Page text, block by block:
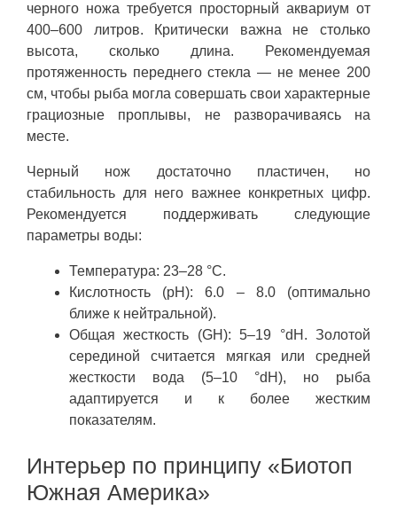
черного ножа требуется просторный аквариум от
400–600 литров. Критически важна не столько
высота, сколько длина. Рекомендуемая
протяженность переднего стекла — не менее 200
см, чтобы рыба могла совершать свои характерные
грациозные проплывы, не разворачиваясь на
месте.
Черный нож достаточно пластичен, но
стабильность для него важнее конкретных цифр.
Рекомендуется поддерживать следующие
параметры воды:
Температура: 23–28 °C.
Кислотность (pH): 6.0 – 8.0 (оптимально
ближе к нейтральной).
Общая жесткость (GH): 5–19 °dH. Золотой
серединой считается мягкая или средней
жесткости вода (5–10 °dH), но рыба
адаптируется и к более жестким
показателям.
Интерьер по принципу «Биотоп
Южная Америка»